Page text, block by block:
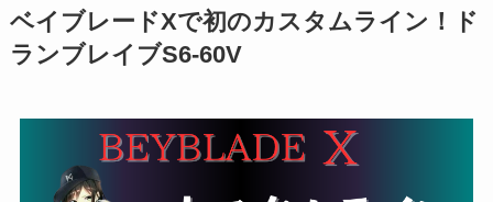
ベイブレードXで初のカスタムライン！ド
ランブレイブS6-60V